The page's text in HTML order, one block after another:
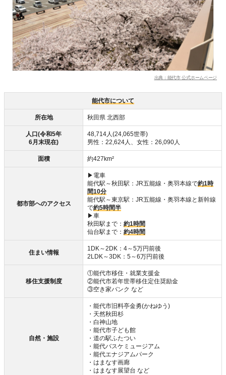
出典：能代市 公式ホームページ
能代市について
所在地 秋田県 北西部
人口(令和5年
6月末現在)
48,714人(24,065世帯)
男性：22,624人、女性：26,090人
面積 約427km²
都市部へのアクセス
▶電車
能代駅～秋田駅：JR五能線・奥羽本線で約1時
間10分
能代駅～東京駅：JR五能線・奥羽本線と新幹線
で約5時間半
▶車
秋田駅まで： 約1時間
仙台駅まで： 約4時間
住まい情報
1DK～2DK：4～5万円前後
2LDK～3DK：5～6万円前後
移住支援制度
①能代市移住・就業支援金
②能代市若年世帯移住定住奨励金
③空き家バンク など
自然・施設
・能代市旧料亭金勇(かねゆう)
・天然秋田杉
・白神山地
・能代市子ども館
・道の駅ふたつい
・能代バスケミュージアム
・能代エナジアムパーク
・はまなす画廊
・はまなす展望台 など